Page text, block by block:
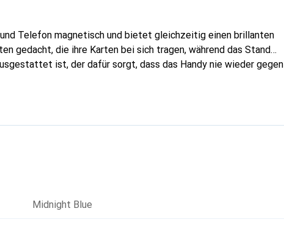
Telefon magnetisch und bietet gleichzeitig einen brillanten
gedacht, die ihre Karten bei sich tragen, während das Stand
ist, der dafür sorgt, dass das Handy nie wieder gegen
Midnight Blue